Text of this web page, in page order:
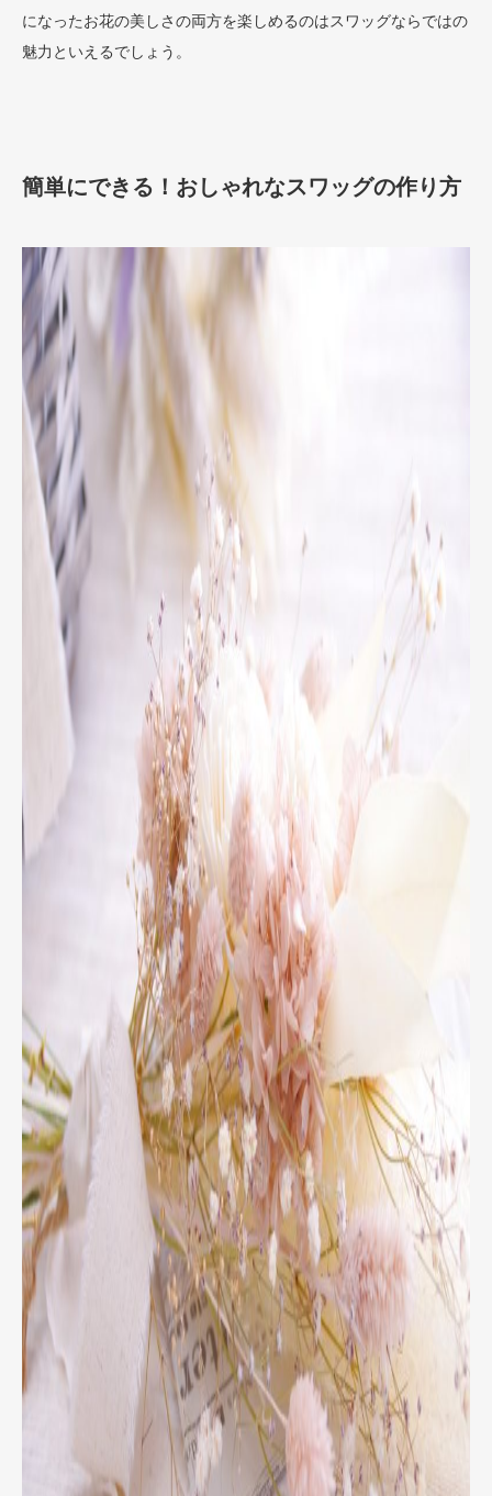
になったお花の美しさの両方を楽しめるのはスワッグならではの
魅力といえるでしょう。
簡単にできる！おしゃれなスワッグの作り方